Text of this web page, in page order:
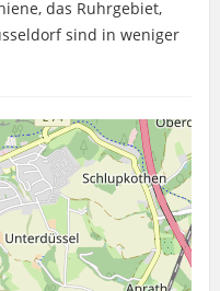
das Ruhrgebiet,
sind in weniger